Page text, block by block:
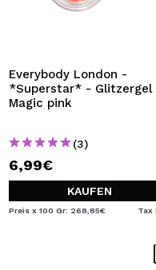
Everybody London -
*Superstar* - Glitzergel
Magic pink
(3)
6,99€
KAUFEN
Preis x 100 Gr: 268,85€ Tax